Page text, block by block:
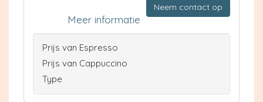
Neem contact op
Meer informatie
Prijs van Espresso
Prijs van Cappuccino
Type